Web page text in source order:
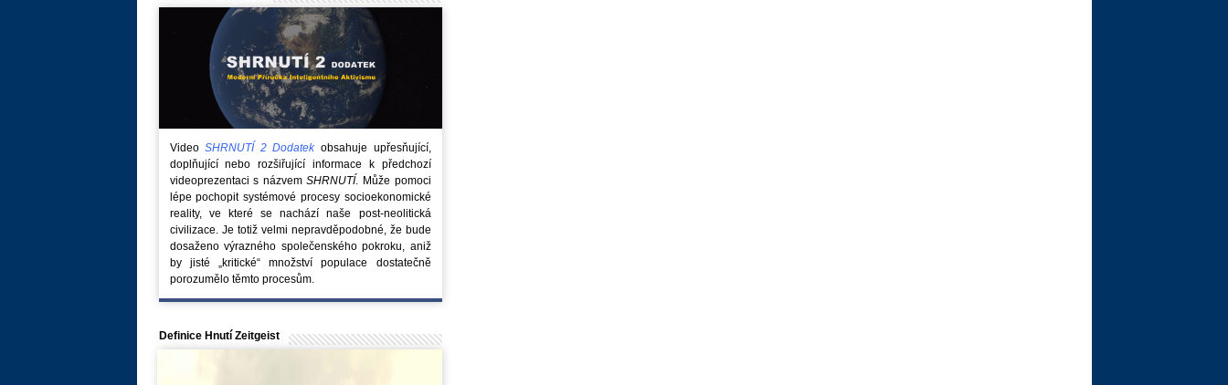
VideoSHRNUTÍ 2 Dodatekobsahuje upřesňující,
doplňující nebo rozšiřující informace k předchozí
videoprezentaci s názvemSHRNUTÍ. Může pomoci
lépe pochopit systémové procesy socioekonomické
reality, ve které se nachází naše post-neolitická
civilizace. Je totiž velmi nepravděpodobné, že bude
dosaženo výrazného společenského pokroku, aniž
by jisté „kritické“ množství populace dostatečně
porozumělo těmto procesům.
Definice Hnutí Zeitgeist